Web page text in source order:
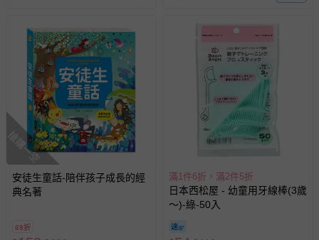
搶購一空
安徒生童話-陪伴孩子成長的經
典名著
69折
滿1件6折，滿2件5折
日本西松屋 - 幼童用牙線棒(3歲
～)-綠-50入